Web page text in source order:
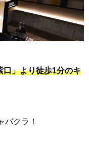
」より徒歩1分のキ
バクラ！